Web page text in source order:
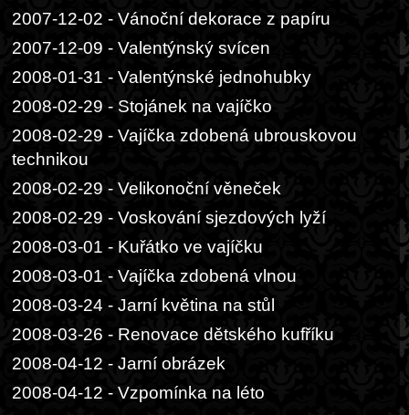
2007-12-02 - Vánoční dekorace z papíru
2007-12-09 - Valentýnský svícen
2008-01-31 - Valentýnské jednohubky
2008-02-29 - Stojánek na vajíčko
2008-02-29 - Vajíčka zdobená ubrouskovou
technikou
2008-02-29 - Velikonoční věneček
2008-02-29 - Voskování sjezdových lyží
2008-03-01 - Kuřátko ve vajíčku
2008-03-01 - Vajíčka zdobená vlnou
2008-03-24 - Jarní květina na stůl
2008-03-26 - Renovace dětského kufříku
2008-04-12 - Jarní obrázek
2008-04-12 - Vzpomínka na léto